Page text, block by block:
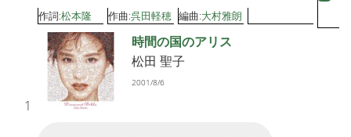
1
作詞:松本隆 作曲:呉田軽穂 編曲:大村雅朗
時間の国のアリス
松田 聖子
2001/8/6